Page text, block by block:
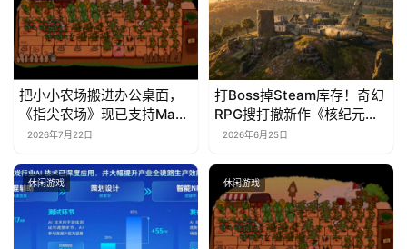
把小小农场搬进办公桌面，
《指尖农场》现已支持Mac
系统！
2026年7月22日
打Boss掉Steam库存！奇幻
RPG搜打撤新作《核纪元》
正式上线Steam：武器属性
2026年6月25日
休闲游戏 休闲游戏